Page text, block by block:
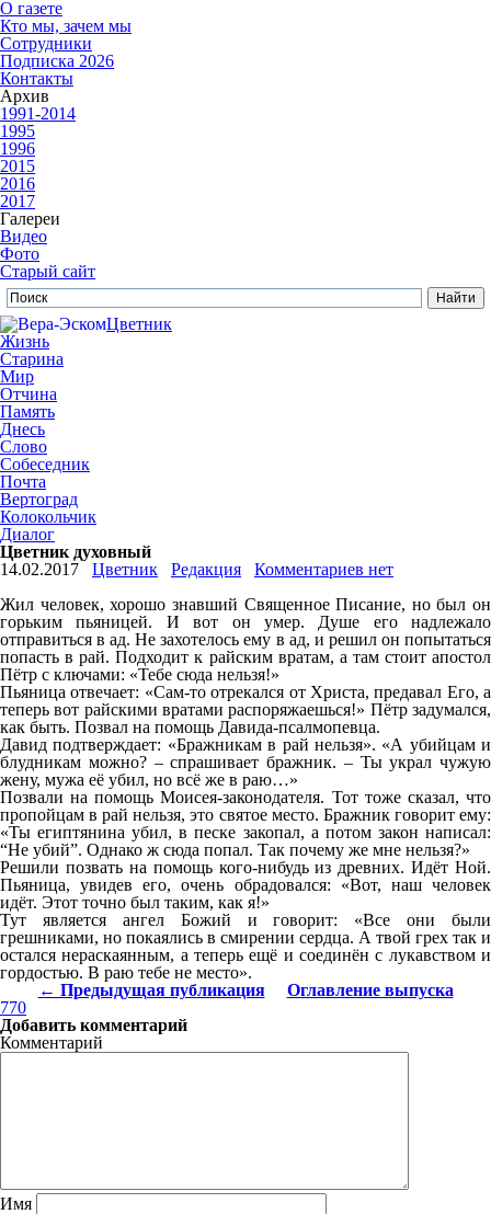
О газете
Кто мы, зачем мы
Сотрудники
Подписка 2026
Контакты
Архив
1991-2014
1995
1996
2015
2016
2017
Галереи
Видео
Фото
Старый сайт
Цветник
Жизнь
Старина
Мир
Отчина
Память
Днесь
Слово
Собеседник
Почта
Вертоград
Колокольчик
Диалог
Цветник духовный
14.02.2017
Цветник Редакция
Комментариев нет
Жил человек, хорошо знавший Священное Писание, но был он
горьким пьяницей. И вот он умер. Душе его надлежало
отправиться в ад. Не захотелось ему в ад, и решил он попытаться
попасть в рай. Подходит к райским вратам, а там стоит апостол
Пётр с ключами: «Тебе сюда нельзя!»
Пьяница отвечает: «Сам-то отрекался от Христа, предавал Его, а
теперь вот райскими вратами распоряжаешься!» Пётр задумался,
как быть. Позвал на помощь Давида-псалмопевца.
Давид подтверждает: «Бражникам в рай нельзя». «А убийцам и
блудникам можно? – спрашивает бражник. – Ты украл чужую
жену, мужа её убил, но всё же в раю…»
Позвали на помощь Моисея-законодателя. Тот тоже сказал, что
пропойцам в рай нельзя, это святое место. Бражник говорит ему:
«Ты египтянина убил, в песке закопал, а потом закон написал:
“Не убий”. Однако ж сюда попал. Так почему же мне нельзя?»
Решили позвать на помощь кого-нибудь из древних. Идёт Ной.
Пьяница, увидев его, очень обрадовался: «Вот, наш человек
идёт. Этот точно был таким, как я!»
Тут является ангел Божий и говорит: «Все они были
грешниками, но покаялись в смирении сердца. А твой грех так и
остался нераскаянным, а теперь ещё и соединён с лукавством и
гордостью. В раю тебе не место».
← Предыдущая публикация
Оглавление выпуска
770
Добавить комментарий
Комментарий
Имя